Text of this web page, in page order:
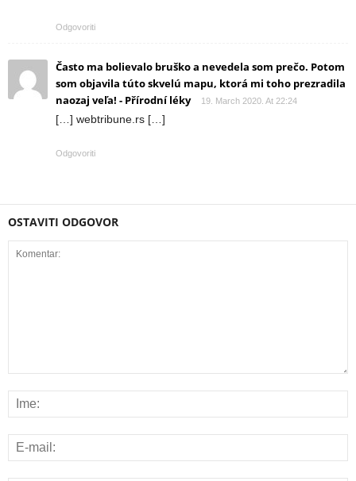
Odgovoriti
Často ma bolievalo bruško a nevedela som prečo. Potom
som objavila túto skvelú mapu, ktorá mi toho prezradila
naozaj veľa! - Přírodní léky
19. March 2020. At 22:24
[…] webtribune.rs […]
Odgovoriti
OSTAVITI ODGOVOR